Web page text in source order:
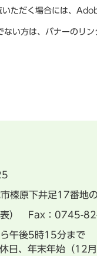
いただく場合には、
い方は、バナーのリン
榛原下井足17番地
） Fax：0745-
午後5時15分まで
日、年末年始（12